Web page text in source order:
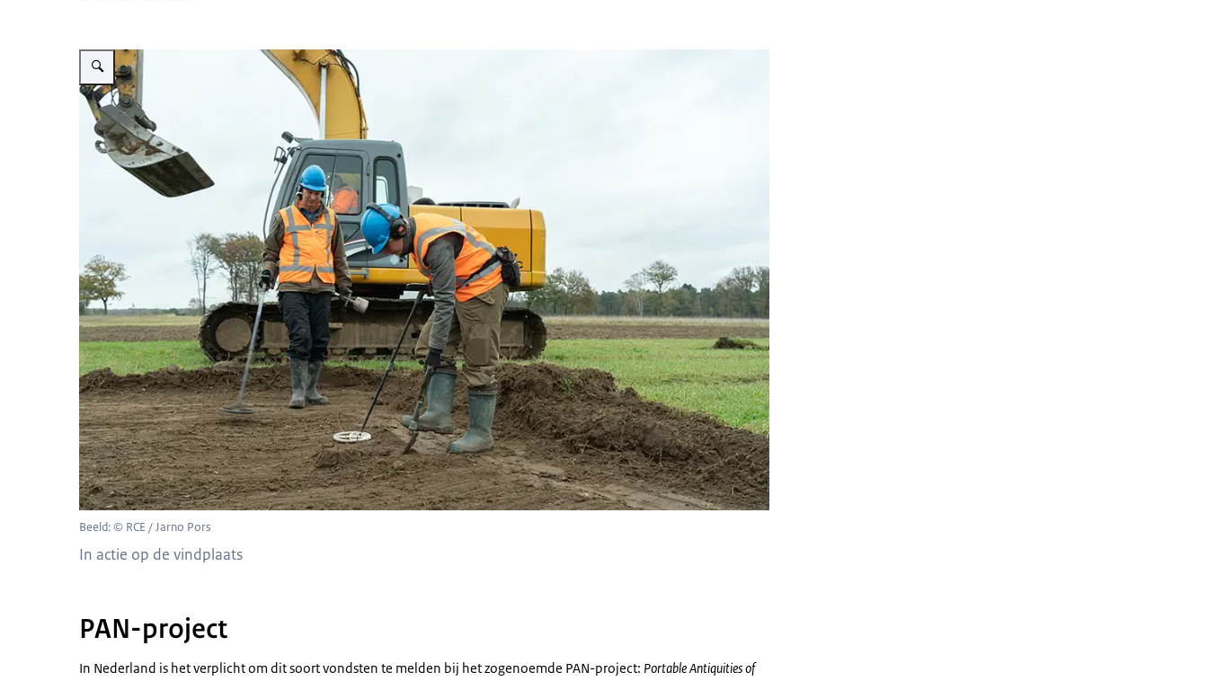
Vergroot afbeelding Twee archeologen met oranje hesjes en een graafmachine op de achtergrond, zoekende naar materiaal in de grond
Beeld: © RCE / Jarno Pors
In actie op de vindplaats
PAN-project
In Nederland is het verplicht om dit soort vondsten te melden bij het zogenoemde PAN-project: Portable Antiquities of